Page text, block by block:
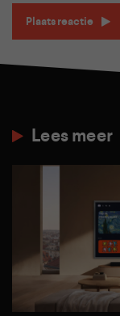
Plaats reactie
Lees meer